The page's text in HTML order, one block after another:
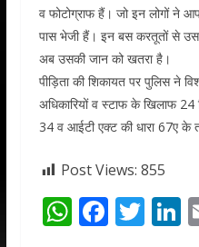
व फोटोग्राफ हैं। जो इन लोगों ने
पास भेजी हैं। इन बस करतूतों से
अब उसकी जान को खतरा है।
पीड़िता की शिकायत पर पुलिस ने
अधिकारियों व स्टाफ के खिलाफ
34 व आईटी एक्ट की धारा 67ए के
Post Views: 855
W F T